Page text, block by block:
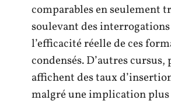
comparables en seulement
soulevant des
l’efficacité réelle de ces
condensés. D’autres cursus,
affichent des taux
malgré une implication plus